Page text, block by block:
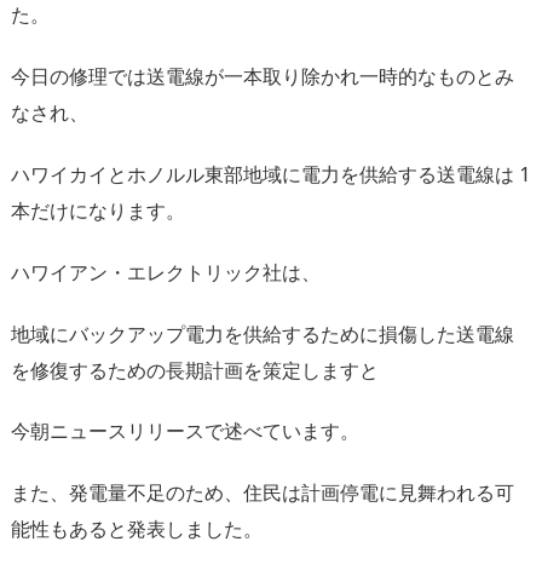
た。
今日の修理では送電線が一本取り除かれ一時的なものとみ
なされ、
ハワイカイとホノルル東部地域に電力を供給する送電線は 1
本だけになります。
ハワイアン・エレクトリック社は、
地域にバックアップ電力を供給するために損傷した送電線
を修復するための長期計画を策定しますと
今朝ニュースリリースで述べています。
また、発電量不足のため、住民は計画停電に見舞われる可
能性もあると発表しました。